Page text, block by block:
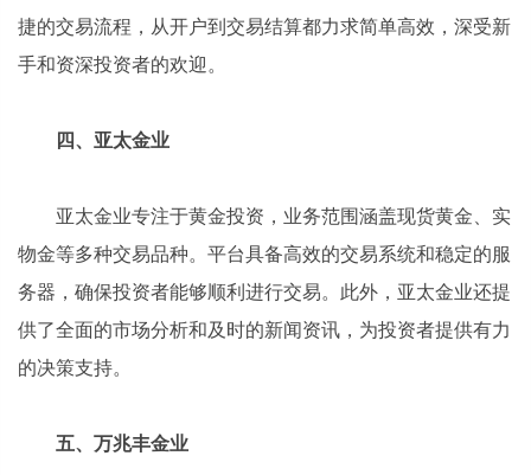
捷的交易流程，从开户到交易结算都力求简单高效，深受新
手和资深投资者的欢迎。
四、亚太金业
亚太金业专注于黄金投资，业务范围涵盖现货黄金、实
物金等多种交易品种。平台具备高效的交易系统和稳定的服
务器，确保投资者能够顺利进行交易。此外，亚太金业还提
供了全面的市场分析和及时的新闻资讯，为投资者提供有力
的决策支持。
五、万兆丰金业